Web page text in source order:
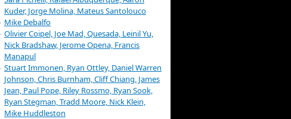
Kuder, Jorge Molina, Mateus Santolouco
Mike Debalfo
Olivier Coipel, Joe Mad, Quesada, Leinil Yu,
Nick Bradshaw, Jerome Opena, Francis
Manapul
Stuart Immonen, Ryan Ottley, Daniel Warren
Johnson, Chris Burnham, Cliff Chiang, James
Jean, Paul Pope, Riley Rossmo, Ryan Sook,
Ryan Stegman, Tradd Moore, Nick Klein,
Mike Huddleston